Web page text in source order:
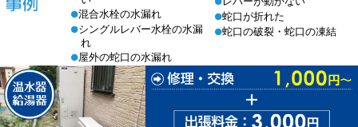
●混合水栓の水漏れ
●シングルレバー水栓の水漏
れ
●屋外の蛇口の水漏れ
●蛇口が折れた
●蛇口の破裂・蛇口の凍結